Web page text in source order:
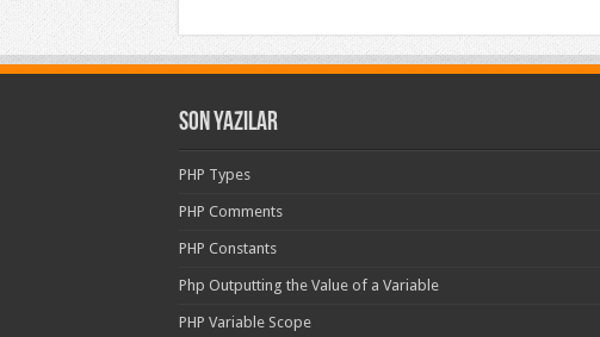
Son Yazılar
PHP Types
PHP Comments
PHP Constants
Php Outputting the Value of a Variable
PHP Variable Scope